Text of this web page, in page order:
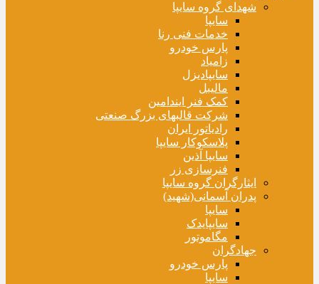
شهدای گروه سایپا
سایپا
خدمات فنی رنا
پارس خودرو
زامیاد
سایپادیزل
مالیبل
کمک فنر ایندامین
شرکت قالبهای بزرگ صنعتی
رادیاتور ایران
پلاسکوکار سایپا
سایپا آذین
فنرسازی زر
ایثارگران گروه سایپا
پدران آسمانی(شهید)
سایپا
سایپایدک
مگاموتور
جهادگران
پارس خودرو
سایپا